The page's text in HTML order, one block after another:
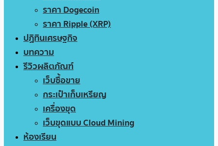
ราคา Dogecoin
ราคา Ripple (XRP)
ปฏิทินเศรษฐกิจ
บทความ
รีวิวผลิตภัณฑ์
เว็บซื้อขาย
กระเป๋าเก็บเหรียญ
เครื่องขุด
เว็บขุดแบบ Cloud Mining
ห้องเรียน